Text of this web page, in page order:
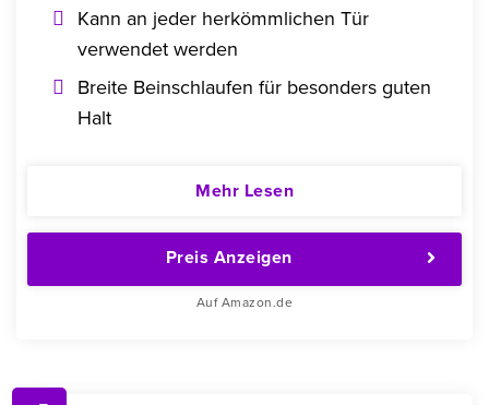
Kann an jeder herkömmlichen Tür
verwendet werden
Breite Beinschlaufen für besonders guten
Halt
Mehr Lesen
Preis Anzeigen
Auf Amazon.de